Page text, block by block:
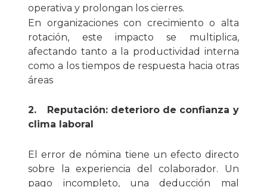
operativa y prolongan los cierres.
En organizaciones con crecimiento o alta
rotación, este impacto se multiplica,
afectando tanto a la productividad interna
como a los tiempos de respuesta hacia otras
áreas
2.
Reputación: deterioro de confianza y
clima laboral
El error de nómina tiene un efecto directo
sobre la experiencia del colaborador. Un
pago incompleto, una deducción mal